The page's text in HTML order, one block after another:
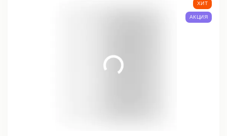
ХИТ
АКЦИЯ